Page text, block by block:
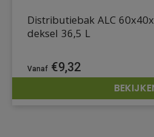
Distributiebak ALC
deksel 36,5 L
€9,32